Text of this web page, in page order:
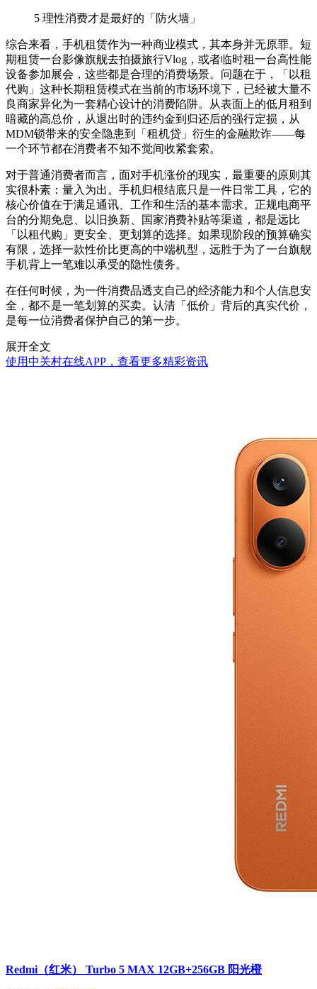
5 理性消费才是最好的「防火墙」
综合来看，手机租赁作为一种商业模式，其本身并无原罪。短
期租赁一台影像旗舰去拍摄旅行Vlog，或者临时租一台高性能
设备参加展会，这些都是合理的消费场景。问题在于，「以租
代购」这种长期租赁模式在当前的市场环境下，已经被大量不
良商家异化为一套精心设计的消费陷阱。从表面上的低月租到
暗藏的高总价，从退出时的违约金到归还后的强行定损，从
MDM锁带来的安全隐患到「租机贷」衍生的金融欺诈——每
一个环节都在消费者不知不觉间收紧套索。
对于普通消费者而言，面对手机涨价的现实，最重要的原则其
实很朴素：量入为出。手机归根结底只是一件日常工具，它的
核心价值在于满足通讯、工作和生活的基本需求。正规电商平
台的分期免息、以旧换新、国家消费补贴等渠道，都是远比
「以租代购」更安全、更划算的选择。如果现阶段的预算确实
有限，选择一款性价比更高的中端机型，远胜于为了一台旗舰
手机背上一笔难以承受的隐性债务。
在任何时候，为一件消费品透支自己的经济能力和个人信息安
全，都不是一笔划算的买卖。认清「低价」背后的真实代价，
是每一位消费者保护自己的第一步。
展开全文
使用中关村在线APP，查看更多精彩资讯
Redmi（红米） Turbo 5 MAX 12GB+256GB 阳光橙